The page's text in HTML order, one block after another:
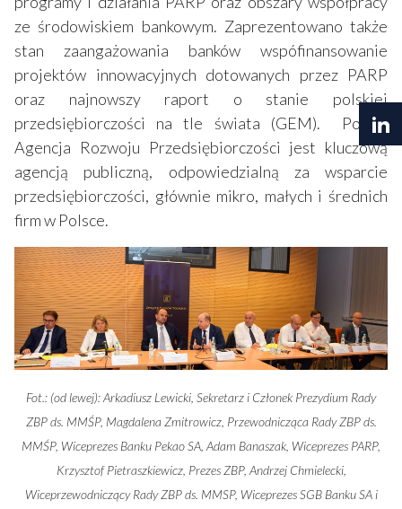
ze środowiskiem bankowym. Zaprezentowano także
stan zaangażowania banków wspófinansowanie
projektów innowacyjnych dotowanych przez PARP
oraz najnowszy raport o stanie polskiej
przedsiębiorczości na tle świata (GEM). Polska
Agencja Rozwoju Przedsiębiorczości jest kluczową
agencją publiczną, odpowiedzialną za wsparcie
przedsiębiorczości, głównie mikro, małych i średnich
firm w Polsce.
Fot.: (od lewej): Arkadiusz Lewicki, Sekretarz i Członek Prezydium Rady
ZBP ds. MMŚP, Magdalena Zmitrowicz, Przewodnicząca Rady ZBP ds.
MMŚP, Wiceprezes Banku Pekao SA, Adam Banaszak, Wiceprezes PARP,
Krzysztof Pietraszkiewicz, Prezes ZBP, Andrzej Chmielecki,
Wiceprzewodniczący Rady ZBP ds. MMSP, Wiceprezes SGB Banku SA i